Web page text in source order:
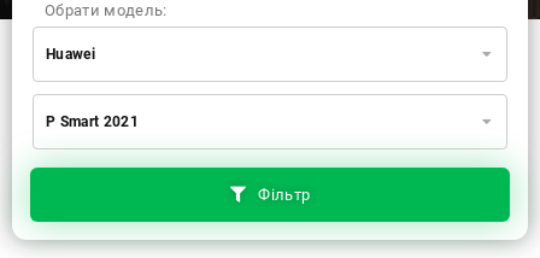
Фільтр
Обрати модель:
Huawei
Xiaomi
Apple
Huawei
Realme
TECNO
ZTE
OnePlus
Motorola
P Smart 2021